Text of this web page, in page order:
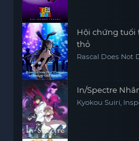
Hội chứng tuổi
thỏ
Rascal Does Not
In/Spectre
Kyokou Suiri,